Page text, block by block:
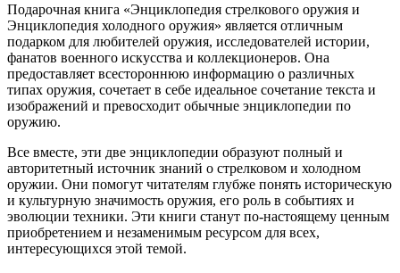
Подарочная книга «Энциклопедия стрелкового оружия и
Энциклопедия холодного оружия» является отличным
подарком для любителей оружия, исследователей истории,
фанатов военного искусства и коллекционеров. Она
предоставляет всестороннюю информацию о различных
типах оружия, сочетает в себе идеальное сочетание текста и
изображений и превосходит обычные энциклопедии по
оружию.
Все вместе, эти две энциклопедии образуют полный и
авторитетный источник знаний о стрелковом и холодном
оружии. Они помогут читателям глубже понять историческую
и культурную значимость оружия, его роль в событиях и
эволюции техники. Эти книги станут по-настоящему ценным
приобретением и незаменимым ресурсом для всех,
интересующихся этой темой.